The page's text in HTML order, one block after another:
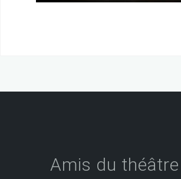
Amis du théâtre